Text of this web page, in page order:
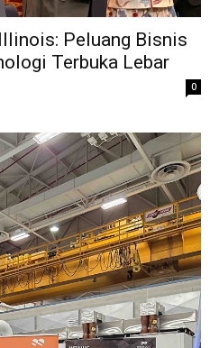
Peluang Bisnis
Terbuka Lebar
0